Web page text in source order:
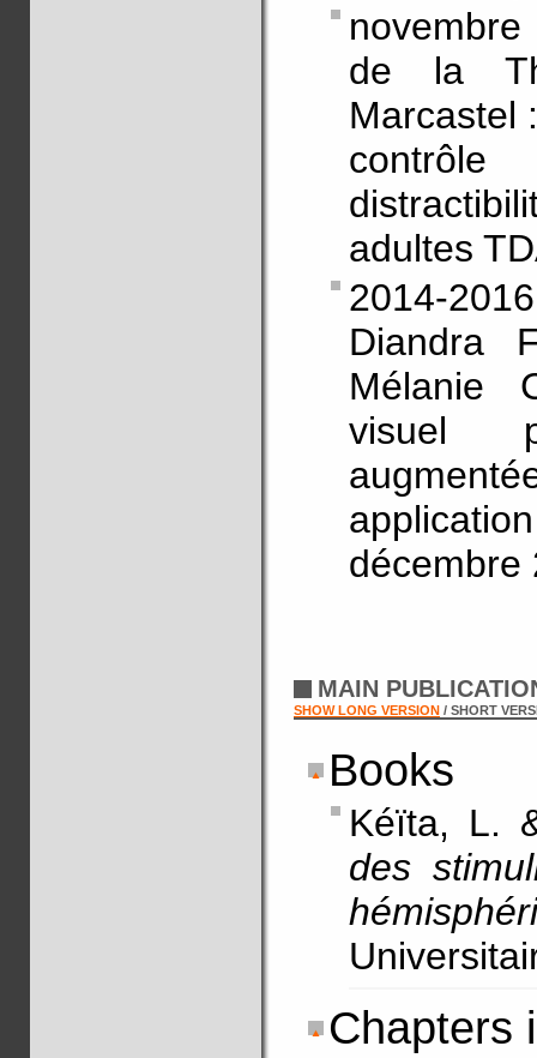
de la
Marcastel
adultes
2014-
Diandra
Mélanie
visuel
décembre
MAIN
SHOW LONG VERSION / SHORT
Books
Kéïta, L.
des
Chapters